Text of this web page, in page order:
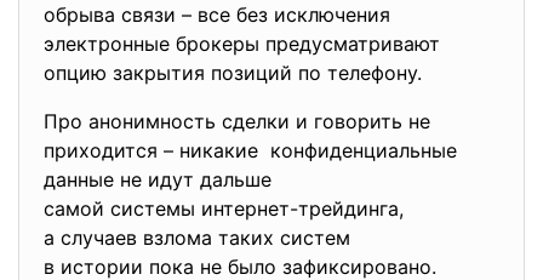
обрыва связи – все без исключения
электронные брокеры предусматривают
опцию закрытия позиций по телефону.
Про анонимность сделки и говорить не
приходится – никакие конфиденциальные
данные не идут дальше
самой системы интернет-трейдинга,
а случаев взлома таких систем
в истории пока не было зафиксировано.